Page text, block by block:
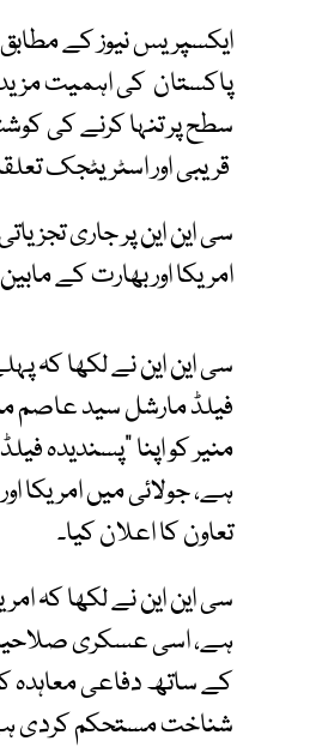
ایکسپریس نیوز کے
پاکستان کی اہمیت
سطح پر تنہا کرنے کی
قریبی اور اسٹریٹجک
سی این این پر جاری
امریکا اور بھارت کے
سی این این نے لکھا کہ
فیلڈ مارشل سید عاصم
منیر کو اپنا "پسندیدہ
ہے، جولائی میں امریکا
تعاون کا اعلان کیا۔
سی این این نے لکھا کہ
ہے، اسی عسکری
کے ساتھ دفاعی معاہدہ
شناخت مستحکم کردی